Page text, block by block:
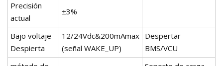
Precisión
actual
±3%
Bajo voltaje
Despierta
12/24Vdc&200mAmax
(señal WAKE_UP)
Despertar
BMS/VCU